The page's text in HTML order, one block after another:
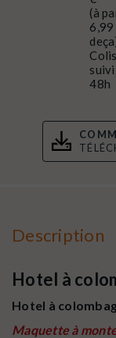
(à
6,99
48h
Description
Hotel à
Hotel à
Maquette à